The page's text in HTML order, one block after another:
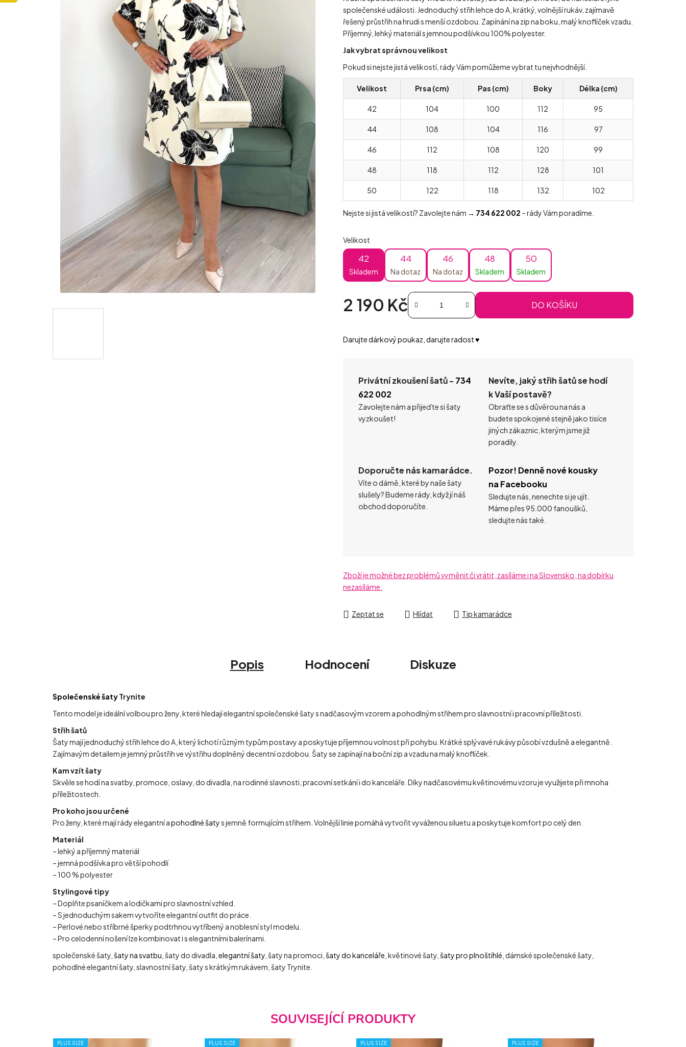
společenské události. Jednoduchý střih lehce do A, krátký, volnější rukáv, zajímavě
řešený průstřih na hrudi s menší ozdobou. Zapínání na zip na boku, malý knoflíček vzadu.
Příjemný, lehký materiál s jemnou podšívkou 100% polyester.
Jak vybrat správnou velikost
Pokud si nejste jistá velikostí, rády Vám pomůžeme vybrat tu nejvhodnější.
Velikost Prsa (cm) Pas (cm) Boky Délka (cm)
42 104 100 112 95
44 108 104 116 97
46 112 108 120 99
48 118 112 128 101
50 122 118 132 102
Nejste si jistá velikostí? Zavolejte nám → 734 622 002 – rády Vám poradíme.
Velikost
42
Skladem
44
Na dotaz
46
Na dotaz
48
Skladem
50
Skladem
2 190 Kč DO KOŠÍKU
Darujte dárkový poukaz, darujte radost ♥️
Privátní zkoušení šatů - 734
622 002
Zavolejte nám a přijeďte si šaty
vyzkoušet!
Nevíte, jaký střih šatů se hodí
k Vaší postavě?
Obraťte se s důvěrou na nás a
budete spokojené stejně jako tisíce
jiných zákaznic, kterým jsme již
poradily.
Doporučte nás kamarádce.
Víte o dámě, které by naše šaty
slušely? Budeme rády, když jí náš
obchod doporučíte.
Pozor! Denně nové kousky
na Facebooku
Sledujte nás, nenechte si je ujít.
Máme přes 95.000 fanoušků,
sledujte nás také.
Zboží je možné bez problémů vyměnit či vrátit, zasíláme i na Slovensko, na dobírku
nezasíláme.
Zeptat se Hlídat Tip kamarádce
Popis Hodnocení Diskuze
Společenské šatyTrynite
Tento model je ideální volbou pro ženy, které hledají elegantní společenské šaty s nadčasovým vzorem a pohodlným střihem pro slavnostní i pracovní příležitosti.
Střih šatů
Šaty mají jednoduchý střih lehce do A, který lichotí různým typům postavy a poskytuje příjemnou volnost při pohybu. Krátké splývavé rukávy působí vzdušně a elegantně.
Zajímavým detailem je jemný průstřih ve výstřihu doplněný decentní ozdobou. Šaty se zapínají na boční zip a vzadu na malý knoflíček.
Kam vzít šaty
Skvěle se hodí na svatby, promoce, oslavy, do divadla, na rodinné slavnosti, pracovní setkání i do kanceláře. Díky nadčasovému květinovému vzoru je využijete při mnoha
příležitostech.
Pro koho jsou určené
Pro ženy, které mají rády elegantní apohodlné šatys jemně formujícím střihem. Volnější linie pomáhá vytvořit vyváženou siluetu a poskytuje komfort po celý den.
Materiál
– lehký a příjemný materiál
– jemná podšívka pro větší pohodlí
– 100 % polyester
Stylingové tipy
– Doplňte psaníčkem a lodičkami pro slavnostní vzhled.
– S jednoduchým sakem vytvoříte elegantní outfit do práce.
– Perlové nebo stříbrné šperky podtrhnou vytříbený a noblesní styl modelu.
– Pro celodenní nošení lze kombinovat i s elegantními balerínami.
společenské šaty, šaty na svatbu , šaty do divadla, elegantní šaty , šaty na promoci, šaty do kanceláře , květinové šaty, šaty pro plnoštíhlé , dámské společenské šaty,
pohodlné elegantní šaty, slavnostní šaty, šaty s krátkým rukávem, šaty Trynite.
SOUVISEJÍCÍ PRODUKTY
PLUS SIZE PLUS SIZE PLUS SIZE PLUS SIZE